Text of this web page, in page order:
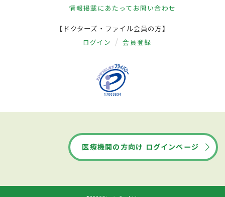
情報掲載にあたって お問い合わせ
【ドクターズ・ファイル会員の方】
ログイン 会員登録
医療機関の方向け ログインページ